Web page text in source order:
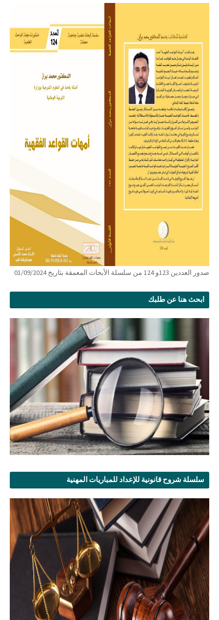
صدور العددين 123و 124 من سلسلة الأبحاث المعمقة بتاريخ 01/09/2024
ابحث هنا عن طلبك
سلسلة شروح قانونية للإعداد للمباريات المهنية